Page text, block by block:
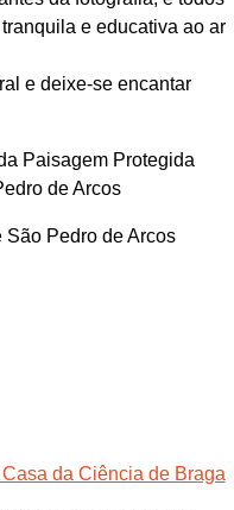
e educativa ao ar
e deixe-se encantar
Paisagem Protegida
de Arcos
São Pedro de Arcos
da Ciência de Braga